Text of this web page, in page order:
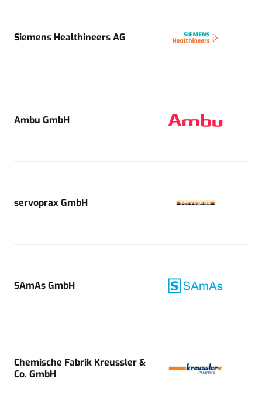
Siemens Healthineers AG
Ambu GmbH
servoprax GmbH
SAmAs GmbH
Chemische Fabrik Kreussler &
Co. GmbH